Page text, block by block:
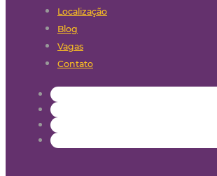
Localização
Blog
Vagas
Contato